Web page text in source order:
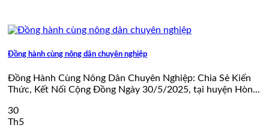
Đồng hành cùng nông dân chuyên nghiệp
Đồng Hành Cùng Nông Dân Chuyên Nghiệp: Chia Sẻ Kiến
Thức, Kết Nối Cộng Đồng Ngày 30/5/2025, tại huyện Hòn...
30
Th5